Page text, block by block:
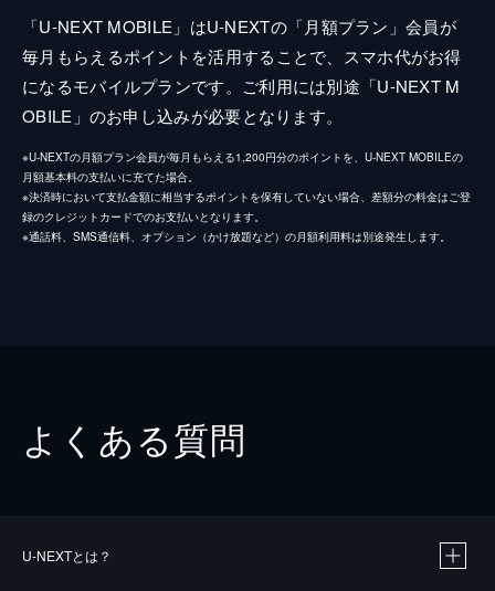
「U-NEXT MOBILE」はU-NEXTの「月額プラン」会員が
毎月もらえるポイントを活用することで、スマホ代がお得
になるモバイルプランです。ご利用には別途「U-NEXT M
OBILE」のお申し込みが必要となります。
※U-NEXTの月額プラン会員が毎月もらえる1,200円分のポイントを、U-NEXT MOBILEの
月額基本料の支払いに充てた場合。
※決済時において支払金額に相当するポイントを保有していない場合、差額分の料金はご登
録のクレジットカードでのお支払いとなります。
※通話料、SMS通信料、オプション（かけ放題など）の月額利用料は別途発生します。
よくある質問
U-NEXTとは？